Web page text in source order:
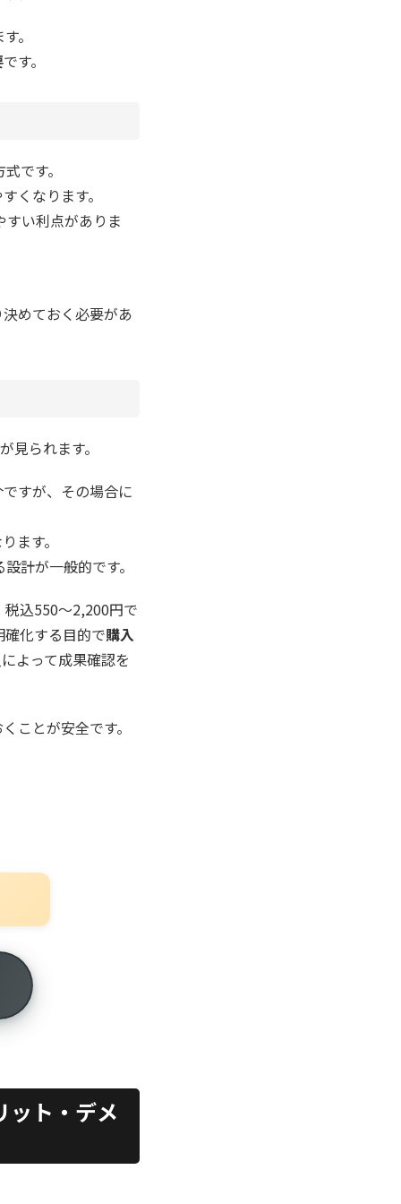
。
です。
です。
くなります。
い利点がありま
めておく必要があ
が見られます。
すが、その場合に
ます。
計が一般的です。
込550〜2,200円で
化する目的で購入
よって成果確認を
ことが安全です。
ト・デメ